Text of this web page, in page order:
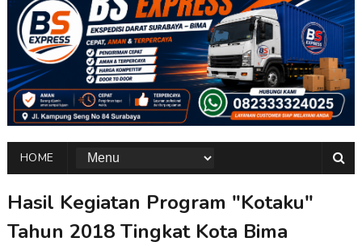
HOME
Hasil Kegiatan Program "Kotaku"
Tahun 2018 Tingkat Kota Bima